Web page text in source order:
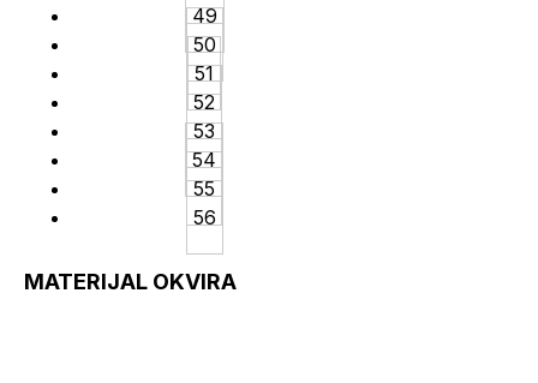
49
50
51
52
53
54
55
56
MATERIJAL OKVIRA